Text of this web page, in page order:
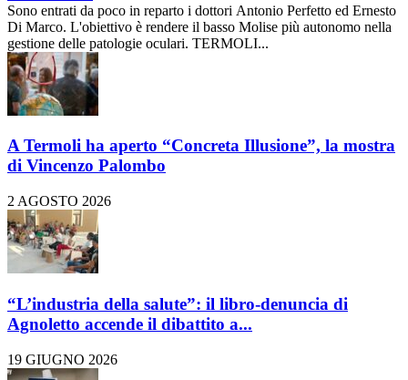
Sono entrati da poco in reparto i dottori Antonio Perfetto ed Ernesto
Di Marco. L'obiettivo è rendere il basso Molise più autonomo nella
gestione delle patologie oculari. TERMOLI...
A Termoli ha aperto “Concreta Illusione”, la mostra
di Vincenzo Palombo
2 AGOSTO 2026
“L’industria della salute”: il libro-denuncia di
Agnoletto accende il dibattito a...
19 GIUGNO 2026